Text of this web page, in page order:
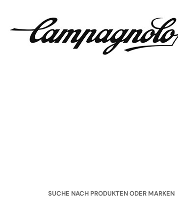
SUCHE NACH PRODUKTEN ODER MARKEN